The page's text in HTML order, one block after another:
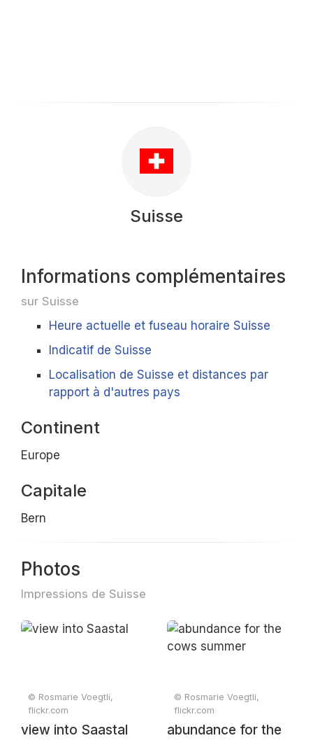
Suisse
Informations complémentaires
sur Suisse
Heure actuelle et fuseau horaire Suisse
Indicatif de Suisse
Localisation de Suisse et distances par
rapport à d'autres pays
Continent
Europe
Capitale
Bern
Photos
Impressions de Suisse
© Rosmarie Voegtli,
flickr.com
view into Saastal
© Rosmarie Voegtli,
flickr.com
abundance for the